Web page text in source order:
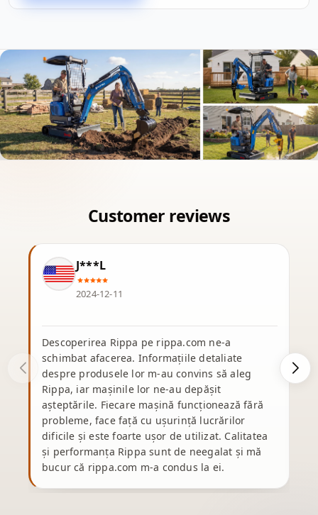
J***L
2024-12-11
Descoperirea Rippa pe rippa.com ne-a
schimbat afacerea. Informațiile detaliate
despre produsele lor m-au convins să aleg
Rippa, iar mașinile lor ne-au depășit
așteptările. Fiecare mașină funcționează fără
probleme, face față cu ușurință lucrărilor
dificile și este foarte ușor de utilizat. Calitatea
și performanța Rippa sunt de neegalat și mă
bucur că rippa.com m-a condus la ei.